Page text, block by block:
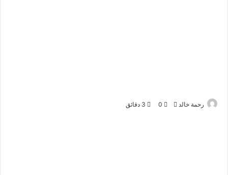
رحمة خالد
أرسل0